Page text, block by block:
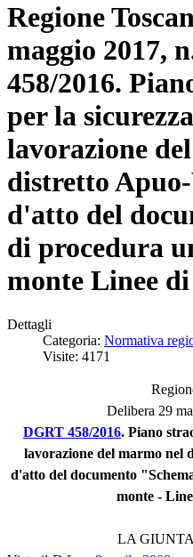
Regione
maggio 2017,
458/2016.
per la
lavorazione
distretto Apuo-
d'atto del
di procedura
monte Linee
Dettagli
Categoria: Normativa
Visite: 4171
Delibera 29
DGRT 458/2016. Piano
lavorazione del marmo nel
d'atto del documento
monte -
LA